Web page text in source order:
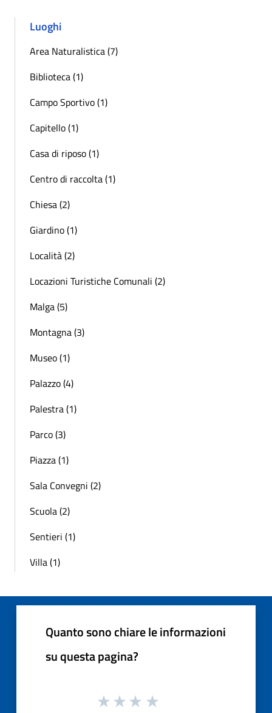
Luoghi
Area Naturalistica (7)
Biblioteca (1)
Campo Sportivo (1)
Capitello (1)
Casa di riposo (1)
Centro di raccolta (1)
Chiesa (2)
Giardino (1)
Località (2)
Locazioni Turistiche Comunali (2)
Malga (5)
Montagna (3)
Museo (1)
Palazzo (4)
Palestra (1)
Parco (3)
Piazza (1)
Sala Convegni (2)
Scuola (2)
Sentieri (1)
Villa (1)
Quanto sono chiare le informazioni
su questa pagina?